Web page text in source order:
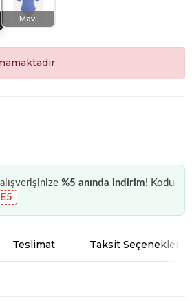
Mavi
%5 anında indirim! Kodu
Teslimat Taksit Seçenekleri